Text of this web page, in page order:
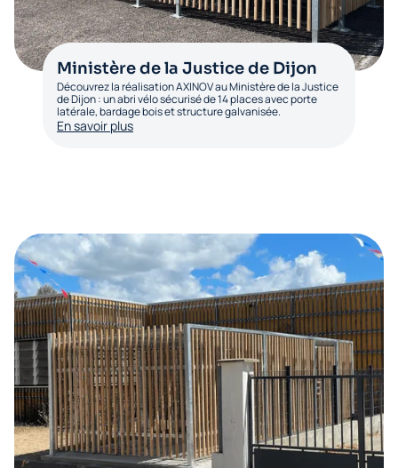
Ministère de la Justice de Dijon
Découvrez la réalisation AXINOV au Ministère de la Justice
de Dijon : un abri vélo sécurisé de 14 places avec porte
latérale, bardage bois et structure galvanisée.
En savoir plus